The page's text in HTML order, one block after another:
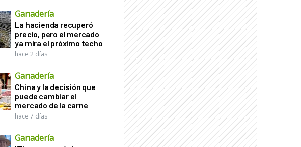
Ganadería
La hacienda recuperó
precio, pero el mercado
ya mira el próximo techo
hace 2 días
Ganadería
China y la decisión que
puede cambiar el
mercado de la carne
hace 7 días
Ganadería